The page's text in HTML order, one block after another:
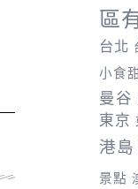
區
台北
小食
曼谷
東京
港島
景點